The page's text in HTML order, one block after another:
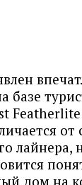
базе
от
лайнера,
дом на